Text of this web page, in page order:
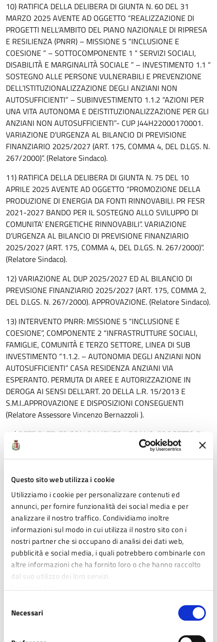
Questo sito web utilizza i cookie
Utilizziamo i cookie per personalizzare contenuti ed
annunci, per fornire funzionalità dei social media e per
analizzare il nostro traffico. Condividiamo inoltre
informazioni sul modo in cui utilizza il nostro sito con i
nostri partner che si occupano di analisi dei dati web,
pubblicità e social media, i quali potrebbero combinarle con
altre informazioni che ha fornito loro o che hanno raccolto
dal suo utilizzo dei loro servizi.
delNecessari
10) RATIFICA DELLA DELIBERA DI GIUNTA N. 60 DEL 31
MARZO 2025 AVENTE AD OGGETTO “REALIZZAZIONE DI
PROGETTI NELL’AMBITO DEL PIANO NAZIONALE DI RIPRESA
E RESILIENZA (PNRR) – MISSIONE 5 “INCLUSIONE E
COESIONE ” – SOTTOCOMPONENTE 1 “ SERVIZI SOCIALI,
DISABILITÀ E MARGINALITÀ SOCIALE ” – INVESTIMENTO 1.1 “
SOSTEGNO ALLE PERSONE VULNERABILI E PREVENZIONE
DELL’ISTITUZIONALIZZAZIONE DEGLI ANZIANI NON
AUTOSUFFICIENTI” – SUBINVESTIMENTO 1.1.2 “AZIONI PER
UNA VITA AUTONOMA E DEISTITUZIONALIZZAZIONE PER GLI
ANZIANI NON AUTOSUFFICIENTI”- CUP J44H22000170001.
VARIAZIONE D’URGENZA AL BILANCIO DI PREVISIONE
FINANZIARIO 2025/2027 (ART. 175, COMMA 4, DEL D.LGS. N.
267/2000)”. (Relatore Sindaco).
11) RATIFICA DELLA DELIBERA DI GIUNTA N. 75 DEL 10
APRILE 2025 AVENTE AD OGGETTO “PROMOZIONE DELLA
PRODUZIONE DI ENERGIA DA FONTI RINNOVABILI. PR FESR
2021-2027 BANDO PER IL SOSTEGNO ALLO SVILUPPO DI
COMUNITA’ ENERGETICHE RINNOVABILI”. VARIAZIONE
D’URGENZA AL BILANCIO DI PREVISIONE FINANZIARIO
2025/2027 (ART. 175, COMMA 4, DEL D.LGS. N. 267/2000)”.
(Relatore Sindaco).
12) VARIAZIONE AL DUP 2025/2027 ED AL BILANCIO DI
PREVISIONE FINANZIARIO 2025/2027 (ART. 175, COMMA 2,
DEL D.LGS. N. 267/2000). APPROVAZIONE. (Relatore Sindaco).
13) INTERVENTO PNRR: MISSIONE 5 “INCLUSIONE E
COESIONE”, COMPONENTE 2 “INFRASTRUTTURE SOCIALI,
FAMIGLIE, COMUNITÀ E TERZO SETTORE, LINEA DI SUB
INVESTIMENTO “1.1.2. – AUTONOMIA DEGLI ANZIANI NON
AUTOSUFFICIENTI” CASA RESIDENZA ANZIANI VIA
ESPERANTO. PERMUTA DI AREE E AUTORIZZAZIONE IN
DEROGA AI SENSI DELL’ART. 20 DELLA L.R. 15/2013 E
S.M.I..APPROVAZIONE E DISPOSIZIONI CONSEGUENTI
(Relatore Assessore Vincenzo Bernazzoli ).
14) RETE DI TELERISCALDAMENTO URBANO. PROGETTO DI
ESTENDIMENTO DEL SOGGETTO CONCESSIONARIO FIDENZA
ENERGIA S.R.L.. AGGIORNAMENTO ACCORDI
CONSEGUENTI (Relatore Assessore Franco Amigoni).
15) REGOLAMENTO PER IL FUNZIONAMENTO DEL TAVOLO
PERMANENTE DEL MONDO AGRICOLO. APPROVAZIONE
(Relatore Assessore Franco Amigoni)
16) REGOLAMENTO DEI SERVIZI SCOLASTICI ED
EXTRASCOLASTICI APPROVATO CON DELIBERA DI
CONSIGLIO COMUNALE N. 25 DEL 13/06/2013 E SS.MM.II. –
MODIFICHE ED INTEGRAZIONI. (Relatore Assessore Elisa Illica
Il Consiglio Comunale telematico potrà essere seguito in
del Consiglio Comunale del Comune di